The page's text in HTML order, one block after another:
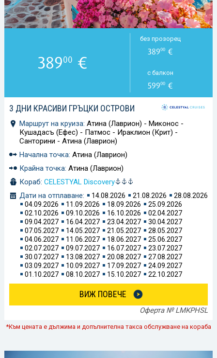
3 ДНИ КРАСИВИ ГРЪЦКИ ОСТРОВИ
Маршрут на круиза: Атина (Лаврион) - Миконос -
Кушадасъ (Ефес) - Патмос - Ираклион (Крит) -
Санторини - Атина (Лаврион)
Начална точка: Атина (Лаврион)
Крайна точка: Атина (Лаврион)
Кораб: CELESTYAL Discovery
Дати на отплаване:
14.08.2026 21.08.2026
28.08.2026
04.09.2026
11.09.2026 18.09.2026
25.09.2026
02.10.2026
09.10.2026 16.10.2026
02.04.2027
09.04.2027
16.04.2027 23.04.2027
30.04.2027
07.05.2027
14.05.2027 21.05.2027
28.05.2027
04.06.2027
11.06.2027 18.06.2027
25.06.2027
02.07.2027
09.07.2027 16.07.2027
23.07.2027
30.07.2027
13.08.2027 20.08.2027
27.08.2027
03.09.2027
10.09.2027 17.09.2027
24.09.2027
01.10.2027
08.10.2027 15.10.2027 22.10.2027
ВИЖ ПОВЕЧЕ
Оферта № LMKPHSL
38900 €
без прозорец
38900 €
с балкон
59900 €
*Към цената е дължима и допълнителна такса обслужване на кораба